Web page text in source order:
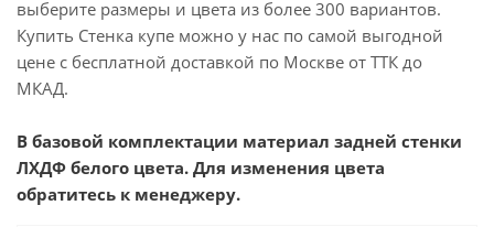
выберите размеры и цвета из более 300 вариантов.
Купить Стенка купе можно у нас по самой выгодной
цене с бесплатной доставкой по Москве от ТТК до
МКАД.
В базовой комплектации материал задней стенки
ЛХДФ белого цвета. Для изменения цвета
обратитесь к менеджеру.